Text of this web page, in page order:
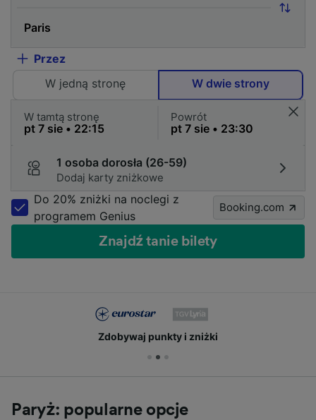
Przez
W jedną stronę
W dwie strony
W tamtą stronę Powrót
1 osoba dorosła (26-59)
Dodaj karty zniżkowe
Do 20% zniżki na noclegi z
programem Genius
Booking.com
Znajdź tanie bilety
Zdobywaj punkty i zniżki
Paryż: popularne opcje